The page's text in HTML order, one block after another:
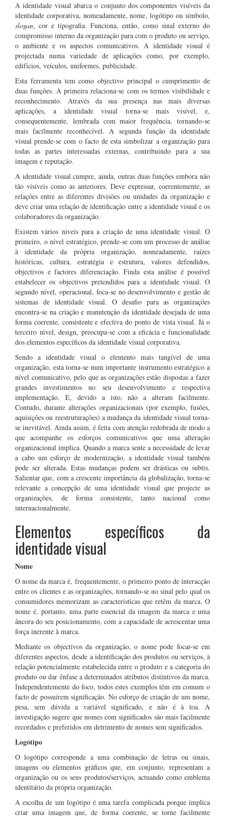
A identidade visual abarca o conjunto dos componentes visíveis da
identidade corporativa, nomeadamente, nome, logótipo ou símbolo,
slogan, cor e tipografia. Funciona, então, como sinal externo do
compromisso interno da organização para com o produto ou serviço,
o ambiente e os aspectos comunicativos. A identidade visual é
projectada numa variedade de aplicações como, por exemplo,
edifícios, veículos, uniformes, publicidade.
Esta ferramenta tem como objectivo principal o cumprimento de
duas funções. A primeira relaciona-se com os termos visibilidade e
reconhecimento. Através da sua presença nas mais diversas
aplicações, a identidade visual torna-se mais visível, e,
consequentemente, lembrada com maior frequência, tornando-se
mais facilmente reconhecível. A segunda função da identidade
visual prende-se com o facto de esta simbolizar a organização para
todas as partes interessadas externas, contribuindo para a sua
imagem e reputação.
A identidade visual cumpre, ainda, outras duas funções embora não
tão visíveis como as anteriores. Deve expressar, coerentemente, as
relações entre as diferentes divisões ou unidades da organização e
deve criar uma relação de identificação entre a identidade visual e os
colaboradores da organização.
Existem vários níveis para a criação de uma identidade visual. O
primeiro, o nível estratégico, prende-se com um processo de análise
à identidade da própria organização, nomeadamente, raízes
históricas, cultura, estratégia e estrutura, valores defendidos,
objectivos e factores diferenciação. Finda esta análise é possível
estabelecer os objectivos pretendidos para a identidade visual. O
segundo nível, operacional, foca-se no desenvolvimento e gestão de
sistemas de identidade visual. O desafio para as organizações
encontra-se na criação e manutenção da identidade desejada de uma
forma coerente, consistente e efectiva do ponto de vista visual. Já o
terceiro nível, design, preocupa-se com a eficácia e funcionalidade
dos elementos específicos da identidade visual corporativa.
Sendo a identidade visual o elemento mais tangível de uma
organização, esta torna-se num importante instrumento estratégico a
nível comunicativo, pelo que as organizações estão dispostas a fazer
grandes investimentos no seu desenvolvimento e respectiva
implementação. E, devido a isto, não a alteram facilmente.
Contudo, durante alterações organizacionais (por exemplo, fusões,
aquisições ou reestruturações) a mudança da identidade visual torna-
se inevitável. Ainda assim, é feita com atenção redobrada de modo a
que acompanhe os esforços comunicativos que uma alteração
organizacional implica. Quando a marca sente a necessidade de levar
a cabo um esforço de modernização, a identidade visual também
pode ser alterada. Estas mudanças podem ser drásticas ou subtis.
Salientar que, com a crescente importância da globalização, torna-se
relevante a concepção de uma identidade visual que projecte as
organizações, de forma consistente, tanto nacional como
internacionalmente.
Elementos específicos da
identidade visual
Nome
O nome da marca é, frequentemente, o primeiro ponto de interacção
entre os clientes e as organizações, tornando-se no sinal pelo qual os
consumidores memorizam as características que retêm da marca. O
nome é, portanto, uma parte essencial da imagem da marca e uma
âncora do seu posicionamento, com a capacidade de acrescentar uma
força inerente à marca.
Mediante os objectivos da organização, o nome pode focar-se em
diferentes aspectos, desde a identificação dos produtos ou serviços, à
relação potencialmente estabelecida entre o produto e a categoria do
produto ou dar ênfase a determinados atributos distintivos da marca.
Independentemente do foco, todos estes exemplos têm em comum o
facto de possuírem significação. No esforço de criação de um nome,
pesa, sem dúvida a variável significado, e não é à toa. A
investigação sugere que nomes com significados são mais facilmente
recordados e preferidos em detrimento de nomes sem significados.
Logótipo
O logótipo corresponde a uma combinação de letras ou sinais,
imagens ou elementos gráficos que, em conjunto, representam a
organização ou os seus produtos/serviços, actuando como emblema
identitário da própria organização.
A escolha de um logótipo é uma tarefa complicada porque implica
criar uma imagem que, de forma coerente, se torne facilmente